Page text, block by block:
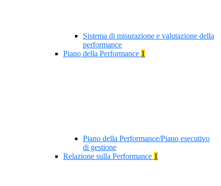
Sistema di misurazione e valutazione della
performance
Piano della Performance 1
Piano della Performance/Piano esecutivo
di gestione
Relazione sulla Performance 1